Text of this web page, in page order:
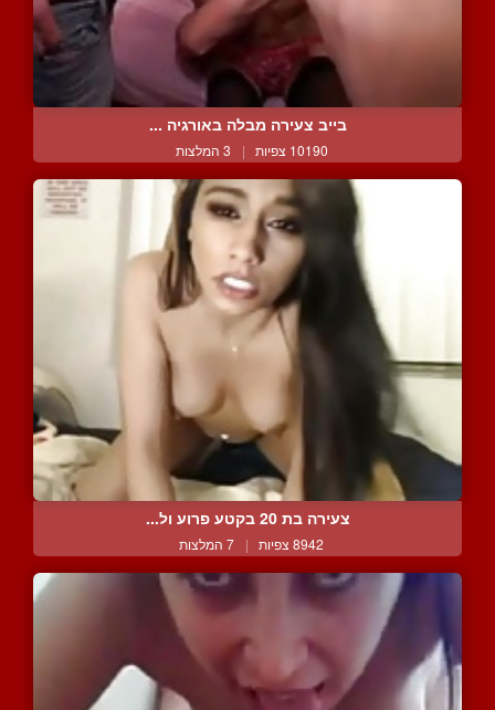
בייב צעירה מבלה באורגיה ...
10190 צפיות | 3 המלצות
צעירה בת 20 בקטע פרוע ול...
8942 צפיות | 7 המלצות